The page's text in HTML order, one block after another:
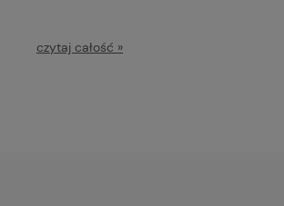
czytaj całość »